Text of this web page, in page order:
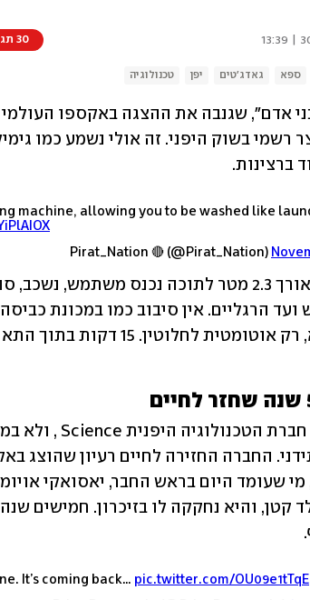
30 תגובות
ספא גאדג'טים יפן טכנולוגיה
ברצינות.
machine, allowing you to be washed like
It’s coming back… pic.twitter.com/OU09e1tTqE